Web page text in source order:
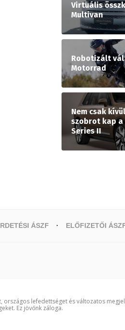
Virtuális
Multivan
Robotizált
Motorrad
Nem csak
szobrot kap a
Series II
ÁSZF ELŐFIZETŐI
lefedettséget és változatos
Ez jövőnk záloga.